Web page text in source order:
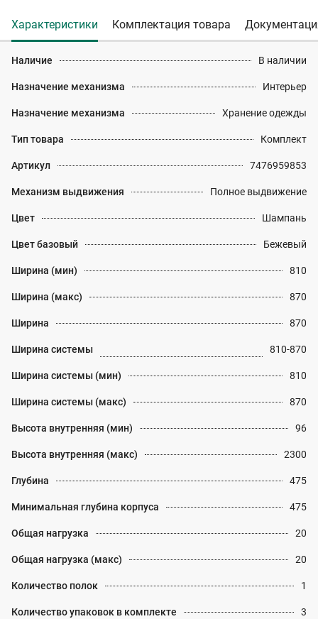
Характеристики Комплектация товара
Наличие В наличии
Назначение механизма Интерьер
Назначение механизма Хранение одежды
Тип товара Комплект
Артикул 7476959853
Механизм выдвижения Полное выдвижение
Цвет Шампань
Цвет базовый Бежевый
Ширина (мин) 810
Ширина (макс) 870
Ширина 870
Ширина системы 810-870
Ширина системы (мин) 810
Ширина системы (макс) 870
Высота внутренняя (мин) 96
Высота внутренняя (макс) 2300
Глубина 475
Минимальная глубина корпуса 475
Общая нагрузка 20
Общая нагрузка (макс) 20
Количество полок 1
Количество упаковок в комплекте 3